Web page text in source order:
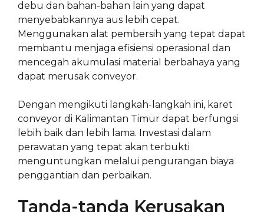
debu dan bahan-bahan lain yang dapat
menyebabkannya aus lebih cepat.
Menggunakan alat pembersih yang tepat dapat
membantu menjaga efisiensi operasional dan
mencegah akumulasi material berbahaya yang
dapat merusak conveyor.
Dengan mengikuti langkah-langkah ini, karet
conveyor di Kalimantan Timur dapat berfungsi
lebih baik dan lebih lama. Investasi dalam
perawatan yang tepat akan terbukti
menguntungkan melalui pengurangan biaya
penggantian dan perbaikan.
Tanda-tanda Kerusakan